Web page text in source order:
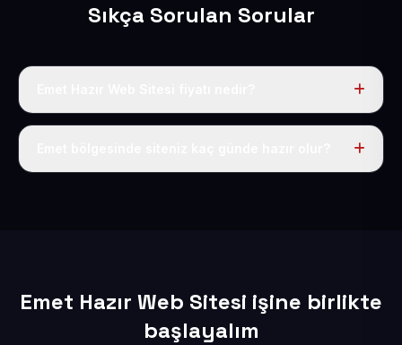
Sıkça Sorulan Sorular
Tek fiyat uygulanır: yıllık 50 USD + KDV. Bu bedele alan
Emet Hazır Web Sitesi işine birlikte
başlayalım